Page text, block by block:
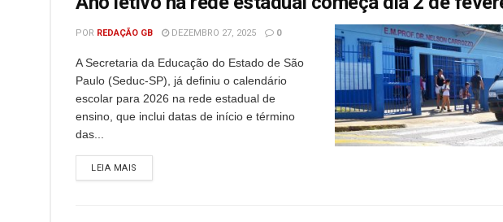
POR REDAÇÃO GB DEZEMBRO 27, 2025 0
A Secretaria da Educação do Estado de São
Paulo (Seduc-SP), já definiu o calendário
escolar para 2026 na rede estadual de
ensino, que inclui datas de início e término
das...
LEIA MAIS